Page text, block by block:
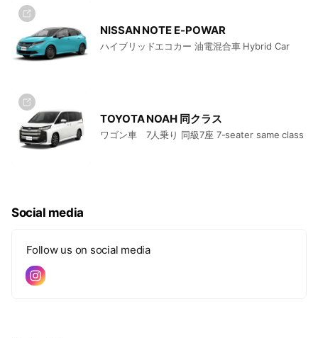
NISSAN NOTE E-POWAR
ハイブリッドエコカー 油電混合車 Hybrid Car
TOYOTA NOAH 同クラス
ワゴン車 7人乗り 同級7座 7-seater same class
Social media
Follow us on social media